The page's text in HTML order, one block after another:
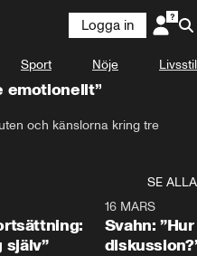
Logga in
Sport Nöje Livsstil
emotionellt”
och känslorna kring tre
SE ALLA
själv”
16 MARS
Svahn: